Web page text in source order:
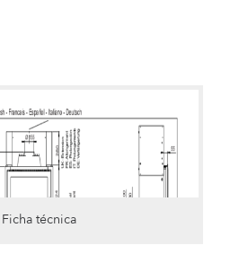
Ficha técnica